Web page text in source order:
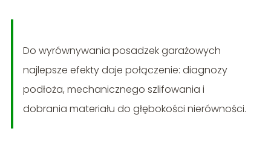
Do wyrównywania posadzek garażowych
najlepsze efekty daje połączenie: diagnozy
podłoża, mechanicznego szlifowania i
dobrania materiału do głębokości nierówności.